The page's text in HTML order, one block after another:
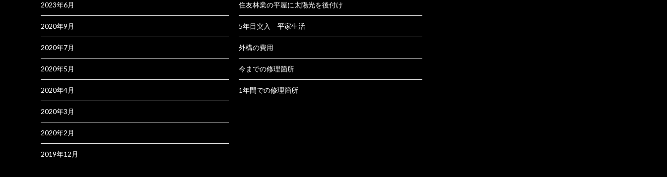
2023年6月
2020年9月
2020年7月
2020年5月
2020年4月
2020年3月
2020年2月
2019年12月
住友林業の平屋に太陽光を後付け
5年目突入 平家生活
外構の費用
今までの修理箇所
1年間での修理箇所